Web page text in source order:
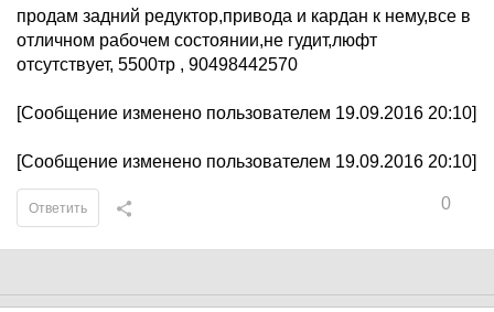
продам задний редуктор,привода и кардан к нему,все в
отличном рабочем состоянии,не гудит,люфт
отсутствует, 5500тр , 90498442570
[Сообщение изменено пользователем 19.09.2016 20:10]
[Сообщение изменено пользователем 19.09.2016 20:10]
0
Ответить